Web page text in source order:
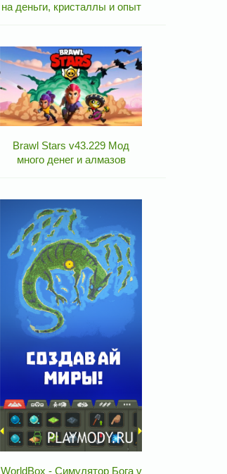
на деньги, кристаллы и опыт
Brawl Stars v43.229 Мод
много денег и алмазов
WorldBox - Симулятор Бога v